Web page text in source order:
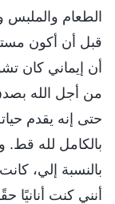
الطعام والملبس
قبل أن أكون
أن إيماني كان
من أجل الله
حتى إنه يقدم
بالكامل لله قط.
بالنسبة إلي،
أنني كنت